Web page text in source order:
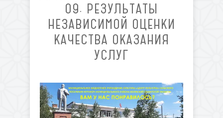
09. РЕЗУЛЬТАТЫ
НЕЗАВИСИМОЙ ОЦЕНКИ
КАЧЕСТВА ОКАЗАНИЯ
УСЛУГ